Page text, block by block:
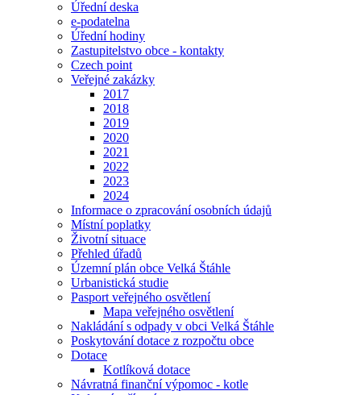
Úřední deska
e-podatelna
Úřední hodiny
Zastupitelstvo obce - kontakty
Czech point
Veřejné zakázky
2017
2018
2019
2020
2021
2022
2023
2024
Informace o zpracování osobních údajů
Místní poplatky
Životní situace
Přehled úřadů
Územní plán obce Velká Štáhle
Urbanistická studie
Pasport veřejného osvětlení
Mapa veřejného osvětlení
Nakládání s odpady v obci Velká Štáhle
Poskytování dotace z rozpočtu obce
Dotace
Kotlíková dotace
Návratná finanční výpomoc - kotle